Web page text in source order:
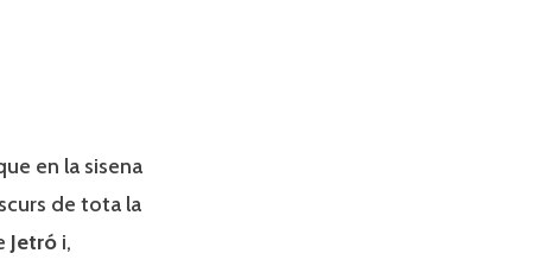
en la sisena
de tota la
Jetró i,